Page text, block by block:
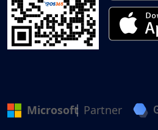
Microsoft Partner